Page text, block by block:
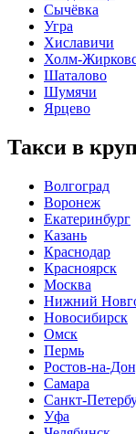
Сычёвка
Угра
Хиславичи
Холм-
Шаталово
Шумячи
Ярцево
Такси в
Волгоград
Воронеж
Екатеринбург
Казань
Краснодар
Красноярск
Москва
Нижний
Новосибирск
Омск
Пермь
Ростов-на-
Самара
Санкт-
Уфа